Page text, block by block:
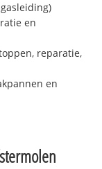
en
reparatie,
en